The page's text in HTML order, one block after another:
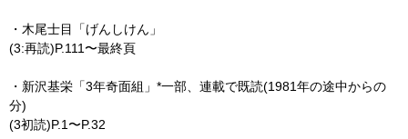
・木尾士目「げんしけん」
(3:再読)P.111〜最終頁
・新沢基栄「3年奇面組」*一部、連載で既読(1981年の途中からの
分)
(3初読)P.1〜P.32